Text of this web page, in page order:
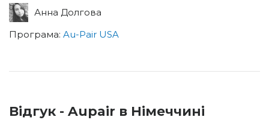
Анна Долгова
Програма: Au-Pair USA
Відгук - Aupair в Німеччині